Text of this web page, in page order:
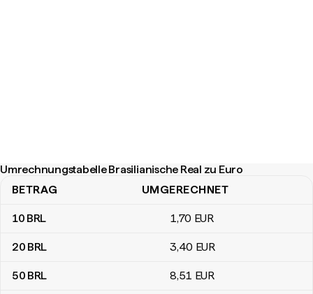
Umrechnungstabelle Brasilianische Real zu Euro
Umrechnungstabelle Brasilianische Real zu Euro
BETRAG UMGERECHNET
10 BRL 1,70 EUR
20 BRL 3,40 EUR
50 BRL 8,51 EUR